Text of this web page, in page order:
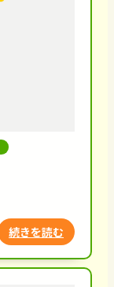
続きを読む